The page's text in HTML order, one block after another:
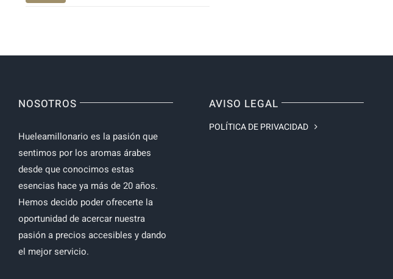
NOSOTROS
Hueleamillonario es la pasión que
sentimos por los aromas árabes
desde que conocimos estas
esencias hace ya más de 20 años.
Hemos decido poder ofrecerte la
oportunidad de acercar nuestra
pasión a precios accesibles y dando
el mejor servicio.
AVISO LEGAL
POLÍTICA DE PRIVACIDAD